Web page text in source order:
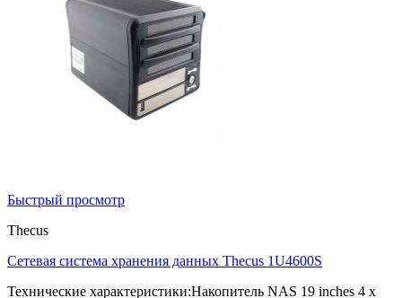
Быстрый просмотр
Thecus
Сетевая система хранения данных Thecus 1U4600S
Технические характеристики:Накопитель NAS 19 inches 4 x